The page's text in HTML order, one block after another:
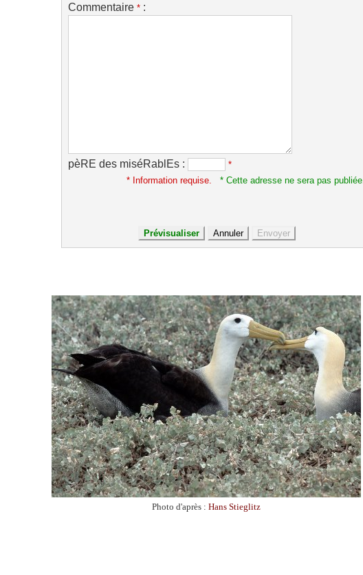
Commentaire * :
pèRE des miséRablEs :
*
* Information requise.
* Cette adresse ne sera pas publiée.
Photo d'après : Hans Stieglitz